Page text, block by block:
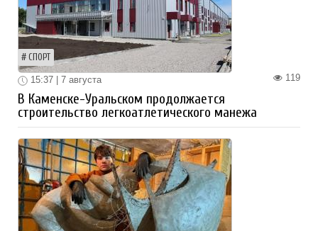
СПОРТ
119
15:37 | 7 августа
В Каменске-Уральском продолжается
строительство легкоатлетического манежа